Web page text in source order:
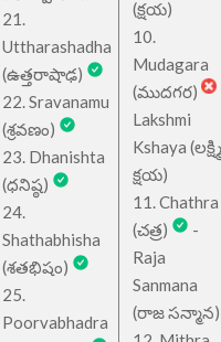
21.
Uttharashadha
(ఉత్తరాషాఢ)
22. Sravanamu
(శ్రవణం)
23. Dhanishta
(ధనిష్ఠ)
24.
Shathabhisha
(శతభిషం)
25.
Poorvabhadra
(క్షయ)
10.
Mudagara
(ముదగర)
Lakshmi
Kshaya (లక్ష్మి
క్షయ)
11. Chathra
(చత్ర)
-
Raja
Sanmana
(రాజ సన్మాన)